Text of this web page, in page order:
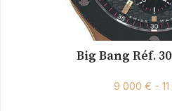
Big Bang Réf.
9 000 € -